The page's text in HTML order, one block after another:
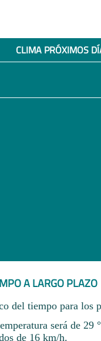
CLIMA PRÓXIMOS
A LARGO PLAZO
del tiempo para los
será de
de 16 km/h.